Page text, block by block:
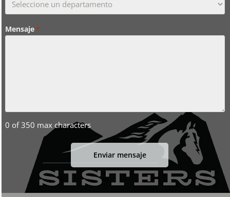
Mensaje*
0 of 350 max characters